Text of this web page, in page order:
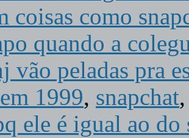
coisas como
quando a
vão peladas pra
1999, snapchat
ele é igual ao